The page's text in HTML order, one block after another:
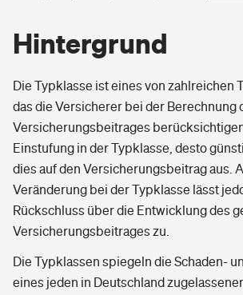
Hintergrund
Die Typklasse ist eines von zahlreichen
das die Versicherer bei der Berechnung
Versicherungsbeitrages
Einstufung in der Typklasse, desto
dies auf den Versicherungsbeitrag aus.
Veränderung bei der Typklasse lässt
Rückschluss über die Entwicklung des
Versicherungsbeitrages zu.
Die Typklassen spiegeln die Schaden-
eines jeden in Deutschland